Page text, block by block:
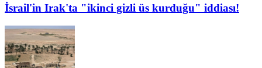
İsrail'in Irak'ta "ikinci gizli üs kurduğu" iddiası!